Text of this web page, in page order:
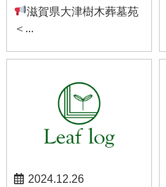
滋賀県大津樹木葬墓苑
＜...
2024.12.26